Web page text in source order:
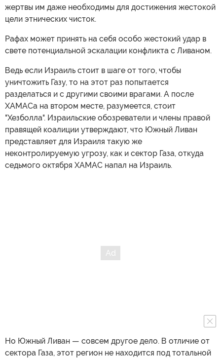
жертвы им даже необходимы для достижения жестокой
цели этнических чисток.
Рафах может принять на себя особо жестокий удар в
свете потенциальной эскалации конфликта с Ливаном.
Ведь если Израиль стоит в шаге от того, чтобы
уничтожить Газу, то на этот раз попытается
разделаться и с другими своими врагами. А после
ХАМАСа на втором месте, разумеется, стоит
"Хезболла". Израильские обозреватели и члены правой
правящей коалиции утверждают, что Южный Ливан
представляет для Израиля такую же
неконтролируемую угрозу, как и сектор Газа, откуда
седьмого октября ХАМАС напал на Израиль.
Но Южный Ливан — совсем другое дело. В отличие от
сектора Газа, этот регион не находится под тотальной